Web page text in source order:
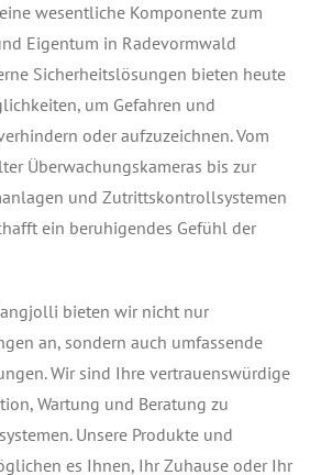
wesentliche Komponente zum
Eigentum in Radevormwald
Sicherheitslösungen bieten heute
um Gefahren und
oder aufzuzeichnen. Vom
Überwachungskameras bis zur
und Zutrittskontrollsystemen
ein beruhigendes Gefühl der
bieten wir nicht nur
an, sondern auch umfassende
Wir sind Ihre vertrauenswürdige
Wartung und Beratung zu
Unsere Produkte und
es Ihnen, Ihr Zuhause oder Ihr